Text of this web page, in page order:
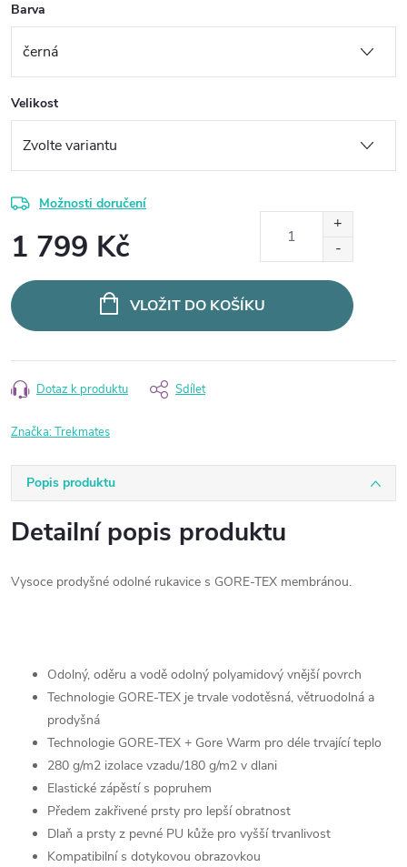
Barva
Velikost
Možnosti doručení
1 799 Kč
cena:
VLOŽIT DO KOŠÍKU
Dotaz k produktu Sdílet
Značka:Trekmates
Popis produktu
Detailní popis produktu
Vysoce prodyšné odolné rukavice s GORE-TEX membránou.
Odolný, oděru a vodě odolný polyamidový vnější povrch
Technologie GORE-TEX je trvale vodotěsná, větruodolná a
prodyšná
Technologie GORE-TEX + Gore Warm pro déle trvající teplo
280 g/m2 izolace vzadu/180 g/m2 v dlani
Elastické zápěstí s popruhem
Předem zakřivené prsty pro lepší obratnost
Dlaň a prsty z pevné PU kůže pro vyšší trvanlivost
Kompatibilní s dotykovou obrazovkou